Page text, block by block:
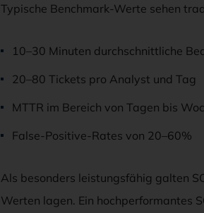
Typische Benchmark-Werte sehen
10–30 Minuten durchschnittliche
20–80 Tickets pro Analyst und Tag
MTTR im Bereich von Tagen bis
False-Positive-Rates von 20–60%
Als besonders leistungsfähig galten
Werten lagen. Ein hochperformantes